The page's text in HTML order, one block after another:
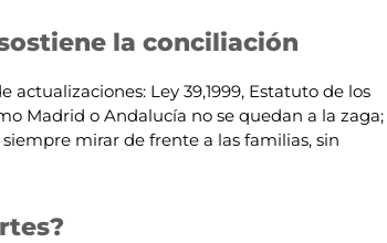
la conciliación
Ley 39,1999, Estatuto de los
Madrid o Andalucía no se quedan a la zaga;
mirar de frente a las familias, sin